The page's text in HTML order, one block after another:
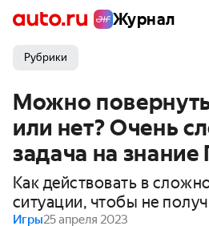
Журнал
Рубрики
Можно
или нет? Очень
задача на
Как действовать в
ситуации, чтобы не
Игры25 апреля 2023